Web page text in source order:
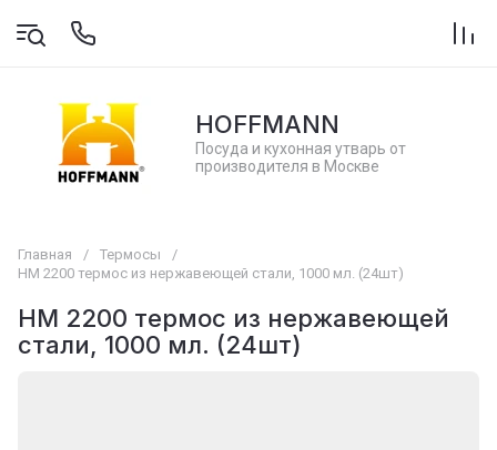
HOFFMANN
Посуда и кухонная утварь от
производителя в Москве
Главная / Термосы
/
НМ 2200 термос из нержавеющей стали, 1000 мл. (24шт)
НМ 2200 термос из нержавеющей
стали, 1000 мл. (24шт)